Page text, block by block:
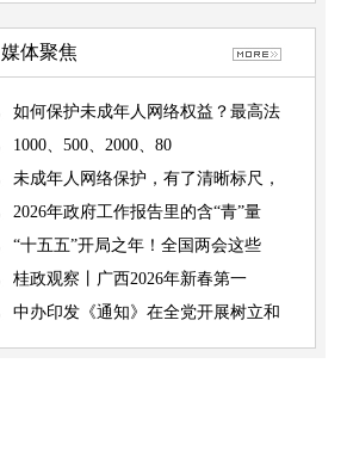
媒体聚焦
如何保护未成年人网络权益？最高法
1000、500、2000、80
未成年人网络保护，有了清晰标尺，
2026年政府工作报告里的含“青”量
“十五五”开局之年！全国两会这些
桂政观察丨广西2026年新春第一
中办印发《通知》在全党开展树立和